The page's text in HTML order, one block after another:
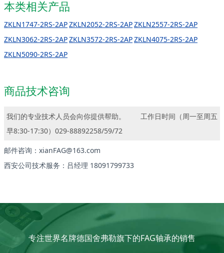
本类相关产品
ZKLN1747-2RS-2APZKLN2052-2RS-2APZKLN2557-2RS-2AP
ZKLN3062-2RS-2APZKLN3572-2RS-2APZKLN4075-2RS-2AP
ZKLN5090-2RS-2AP
商品技术咨询
我们的专业技术人员会向你提供帮助。
工作日时间（周一至周五
早8:30-17:30）029-88892258/59/72
邮件咨询：xianFAG@163.com
西安公司技术服务：吕经理 18091799733
专注世界名牌德国舍弗勒旗下的FAG轴承的销售